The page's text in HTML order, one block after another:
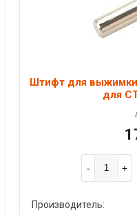
Штифт для выжимки
для
Производитель: